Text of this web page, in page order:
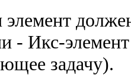
- Икс-
задачу).